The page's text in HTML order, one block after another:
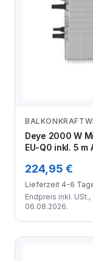
Deye 2000 W
EU-Q0 inkl. 5 m
224,95 €
Lieferzeit 4-6
Endpreis inkl. USt.,
06.08.2026.